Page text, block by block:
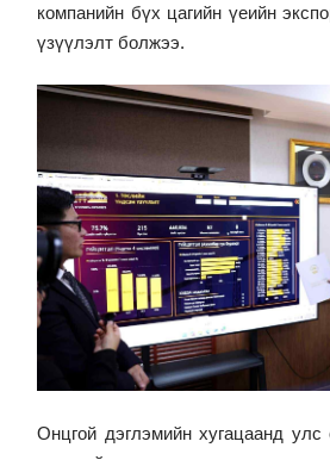
компанийн бүх цагийн үеийн
үзүүлэлт болжээ.
Онцгой дэглэмийн хугацаанд улс